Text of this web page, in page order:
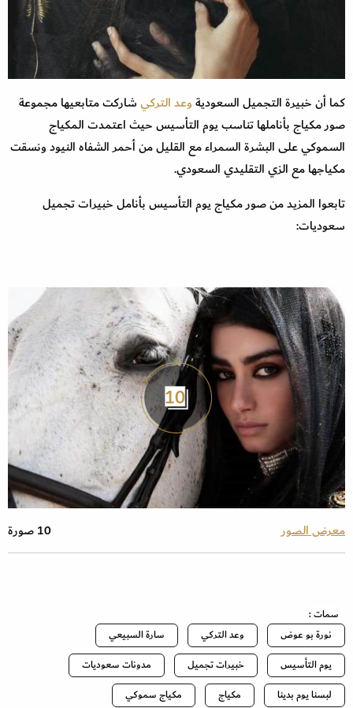
كما أن خبيرة التجميل السعوديةوعد التركيشاركت متابعيها مجموعة
صور مكياج بأناملها تناسب يوم التأسيس حيث اعتمدت المكياج
السموكي على البشرة السمراء مع القليل من أحمر الشفاه النيود ونسقت
مكياجها مع الزي التقليدي السعودي.
تابعوا المزيد من صور مكياج يوم التأسيس بأنامل خبيرات تجميل
سعوديات:
10
معرض الصور 10 صورة
سمات :
نورة بو عوض
وعد التركي
سارة السبيعي
يوم التأسيس
خبيرات تجميل
مدونات سعوديات
لبسنا يوم بدينا
مكياج
مكياج سموكي